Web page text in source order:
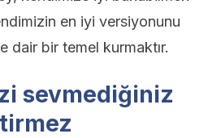
en iyi versiyonunu
dair bir temel kurmaktır.
sevmediğiniz